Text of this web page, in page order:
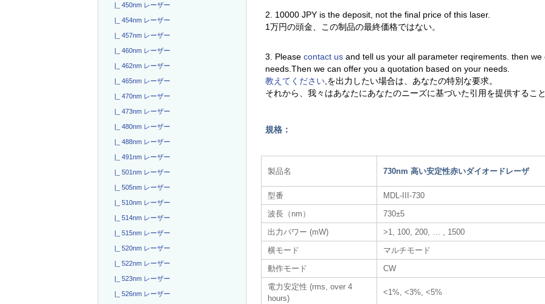
|_ 450nm レーザー
|_ 454nm レーザー
|_ 457nm レーザー
|_ 460nm レーザー
|_ 462nm レーザー
|_ 465nm レーザー
|_ 470nm レーザー
|_ 473nm レーザー
|_ 480nm レーザー
|_ 488nm レーザー
|_ 491nm レーザー
|_ 501nm レーザー
|_ 505nm レーザー
|_ 510nm レーザー
|_ 514nm レーザー
|_ 515nm レーザー
|_ 520nm レーザー
|_ 522nm レーザー
|_ 523nm レーザー
|_ 526nm レーザー
2. 10000 JPY is the deposit, not the final price of this laser.
1万円の頭金、この制品の最終価格ではない。
3. Pleasecontact usand tell us your all parameter reqirements. then
needs.Then we can offer you a quotation based on your needs.
教えてください ,を出力したい場合は、あなたの特別な要求。
それから、我々はあなたにあなたのニーズに基づいた引用を提供すること
規格：
製品名 730nm 高い安定性赤いダイオードレーザ
型番
MDL-III-730
波長（nm）
730±5
出力パワー (mW)
>1, 100, 200, … , 1500
横モード
マルチモード
動作モード
CW
電力安定性 (rms, over 4
hours)
<1%, <3%, <5%